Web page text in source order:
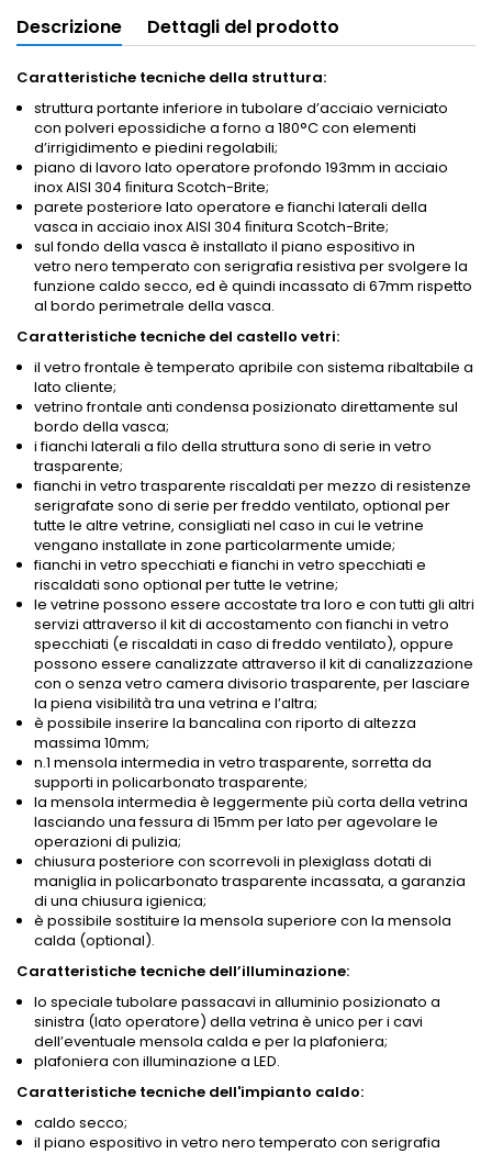
Descrizione Dettagli del prodotto
Caratteristiche tecniche della struttura:
struttura portante inferiore in tubolare d’acciaio verniciato
con polveri epossidiche a forno a 180°C con elementi
d’irrigidimento e piedini regolabili;
piano di lavoro lato operatore profondo 193mm in acciaio
inox AISI 304 ﬁnitura Scotch-Brite;
parete posteriore lato operatore e fianchi laterali della
vasca in acciaio inox AISI 304 ﬁnitura Scotch-Brite;
sul fondo della vasca è installato il piano espositivo in
vetro nero temperato con serigrafia resistiva per svolgere la
funzione caldo secco, ed è quindi incassato di 67mm rispetto
al bordo perimetrale della vasca.
Caratteristiche tecniche del castello vetri:
il vetro frontale è temperato apribile con sistema ribaltabile a
lato cliente;
vetrino frontale anti condensa posizionato direttamente sul
bordo della vasca;
i fianchi laterali a filo della struttura sono di serie in vetro
trasparente;
fianchi in vetro trasparente riscaldati per mezzo di resistenze
serigrafate sono di serie per freddo ventilato, optional per
tutte le altre vetrine, consigliati nel caso in cui le vetrine
vengano installate in zone particolarmente umide;
fianchi in vetro specchiati e fianchi in vetro specchiati e
riscaldati sono optional per tutte le vetrine;
le vetrine possono essere accostate tra loro e con tutti gli altri
servizi attraverso il kit di accostamento con fianchi in vetro
specchiati (e riscaldati in caso di freddo ventilato), oppure
possono essere canalizzate attraverso il kit di canalizzazione
con o senza vetro camera divisorio trasparente, per lasciare
la piena visibilità tra una vetrina e l’altra;
è possibile inserire la bancalina con riporto di altezza
massima 10mm;
n.1 mensola intermedia in vetro trasparente, sorretta da
supporti in policarbonato trasparente;
la mensola intermedia è leggermente più corta della vetrina
lasciando una fessura di 15mm per lato per agevolare le
operazioni di pulizia;
chiusura posteriore con scorrevoli in plexiglass dotati di
maniglia in policarbonato trasparente incassata, a garanzia
di una chiusura igienica;
è possibile sostituire la mensola superiore con la mensola
calda (optional).
Caratteristiche tecniche dell’illuminazione:
lo speciale tubolare passacavi in alluminio posizionato a
sinistra (lato operatore) della vetrina è unico per i cavi
dell’eventuale mensola calda e per la plafoniera;
plafoniera con illuminazione a LED.
Caratteristiche tecniche dell'impianto caldo:
caldo secco;
il piano espositivo in vetro nero temperato con serigrafia